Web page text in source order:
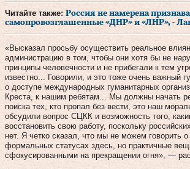
Читайте также: Россия не намерена
самопровозглашенные «ДНР» и «ЛНР», -
«Высказал просьбу осуществить реальное
администрацию в том, чтобы они хотя бы не
принципы человечности и не прибегали к тем
известно... Говорили, и это тоже очень важный
о доступе международных гуманитарных
Креста, к нашим ребятам... Мы должны начать
поиска тех, кто пропал без вести, это наш
обсудили вопрос СЦКК и возможность того,
восстановить свою работу, поскольку
нет. Я четко сказал, что мы не можем говорить о
формальных статусах здесь, но практичные
сфокусированными на прекращении огня», —